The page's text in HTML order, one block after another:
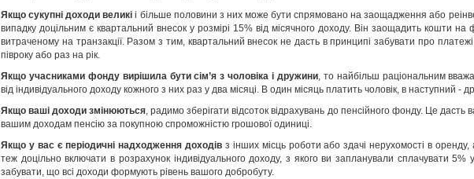
Якщо сукупні доходи великіі більше половини з них може бути спрямовано на заощадження або
випадку доцільним є квартальний внесок у розмірі 15% від місячного доходу. Він заощадить кошти на
витраченому на транзакції. Разом з тим, квартальний внесок не дасть в принципі забувати про
півроку або раз на рік.
Якщо учасниками фонду вирішила бути сім’я з чоловіка і дружини, то найбільш раціональним
від індивідуального доходу кожного з них раз у два місяці. В один місяць платить чоловік, в наступний -
Якщо ваші доходи змінюються, радимо зберігати відсоток відрахувань до пенсійного фонду. Це дасть
вашим доходам пенсію за покупною спроможністю грошової одиниці.
Якщо у вас є періодичні надходження доходів з інших місць роботи або здачі нерухомості в оренду,
теж доцільно включати в розрахунок індивідуального доходу, з якого ви запланували сплачувати
забувати, що всі доходи формують рівень вашого добробуту.